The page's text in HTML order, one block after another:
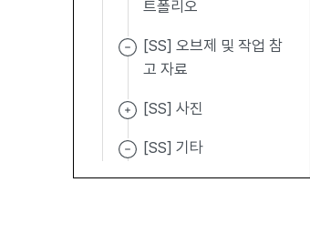
트폴리오
[SS] 오브제 및 작업 참
고 자료
[SS] 사진
[SS] 기타